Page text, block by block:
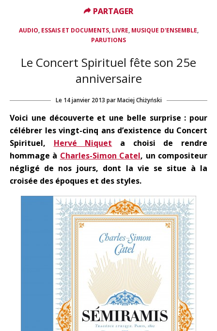
AUDIO, ESSAIS ET DOCUMENTS, LIVRE, MUSIQUE D'ENSEMBLE,
PARUTIONS
Le Concert Spirituel fête son 25e
anniversaire
Le 14 janvier 2013 par Maciej Chiżyński
Voici une découverte et une belle surprise : pour
célébrer les vingt-cinq ans d’existence du Concert
Spirituel, Hervé Niquet a choisi de rendre
hommage à Charles-Simon Catel, un compositeur
négligé de nos jours, dont la vie se situe à la
croisée des époques et des styles.
PARTAGER
PARTAGER